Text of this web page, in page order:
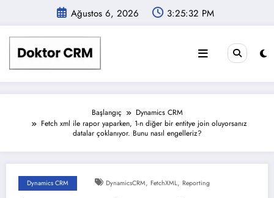
Ağustos 6, 2026 3:25:33 PM
Başlangıç
Dynamics CRM
Fetch xml ile rapor yaparken, 1-n diğer bir entitye join oluyorsanız
datalar çoklanıyor. Bunu nasıl engelleriz?
Dynamics CRM DynamicsCRM, FetchXML, Reporting